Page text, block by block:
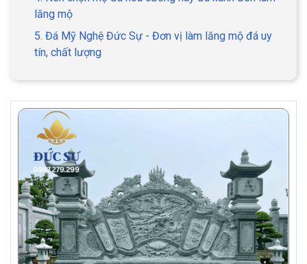
lăng mộ
5. Đá Mỹ Nghệ Đức Sự - Đơn vị làm lăng mộ đá uy
tín, chất lượng